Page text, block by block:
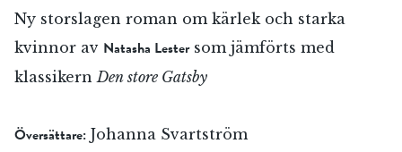
Jag accepterar villkoren.
RÖSTA
ÅNGRA OCH STÄNG
Ny storslagen roman om kärlek och starka
kvinnor av Natasha Lestersom jämförts med
klassikernDen store Gatsby
Översättare: Johanna Svartström